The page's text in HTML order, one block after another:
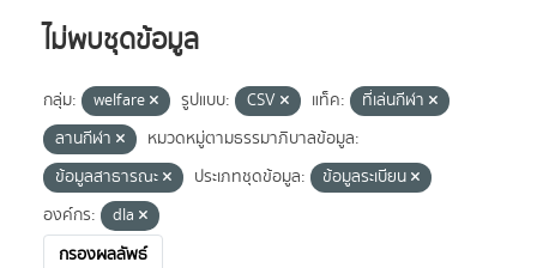
ไม่พบชุดข้อมูล
กลุ่ม: welfare รูปแบบ: CSV แท็ค:
ที่เล่นกีฬา
ลานกีฬา
หมวดหมู่ตามธรรมาภิบาลข้อมูล:
ข้อมูลสาธารณะ
ประเภทชุดข้อมูล:
ข้อมูลระเบียน
องค์กร:
dla
กรองผลลัพธ์